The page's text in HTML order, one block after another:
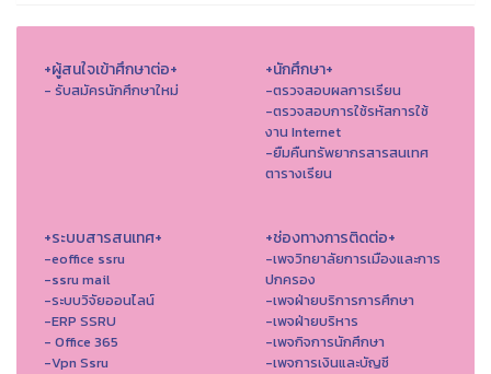
+ผู้สนใจเข้าศึกษาต่อ+
- รับสมัครนักศึกษาใหม่
+นักศึกษา+
-ตรวจสอบผลการเรียน
-ตรวจสอบการใช้รหัสการใช้
งาน Internet
-ยืมคืนทรัพยากรสารสนเทศ
ตารางเรียน
+ระบบสารสนเทศ+
-eoffice ssru
-ssru mail
-ระบบวิจัยออนไลน์
-ERP SSRU
- Office 365
-Vpn Ssru
+ช่องทางการติดต่อ+
-เพจวิทยาลัยการเมืองและการ
ปกครอง
-เพจฝ่ายบริการการศึกษา
-เพจฝ่ายบริหาร
-เพจกิจการนักศึกษา
-เพจการเงินและบัญชี